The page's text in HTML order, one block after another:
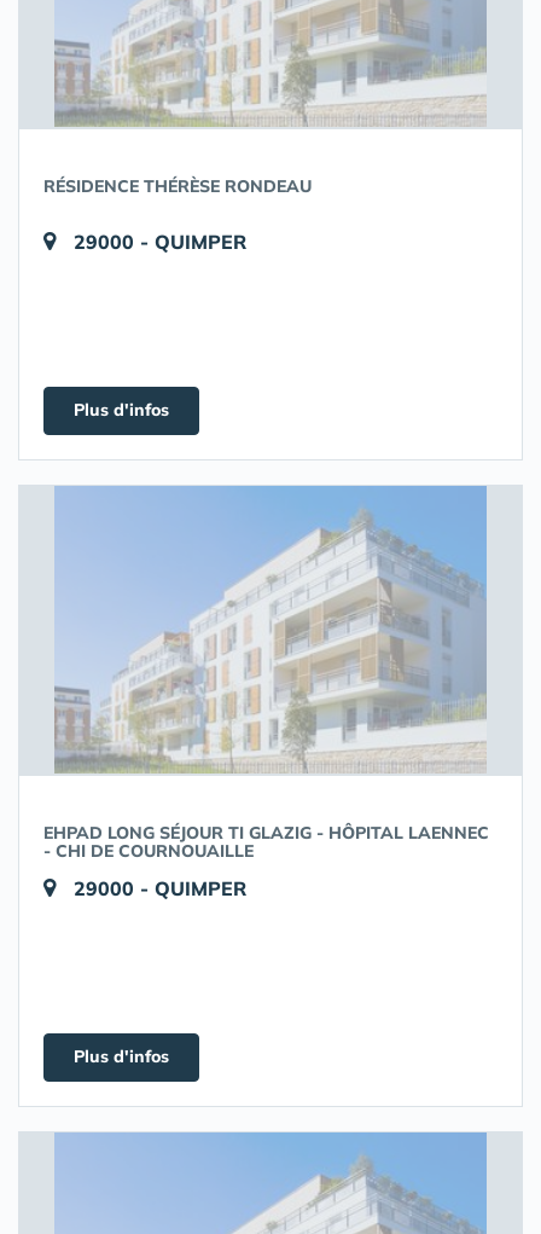
RÉSIDENCE THÉRÈSE RONDEAU
29000 - QUIMPER
Plus d'infos
EHPAD LONG SÉJOUR TI GLAZIG - HÔPITAL LAENNEC
- CHI DE COURNOUAILLE
29000 - QUIMPER
Plus d'infos